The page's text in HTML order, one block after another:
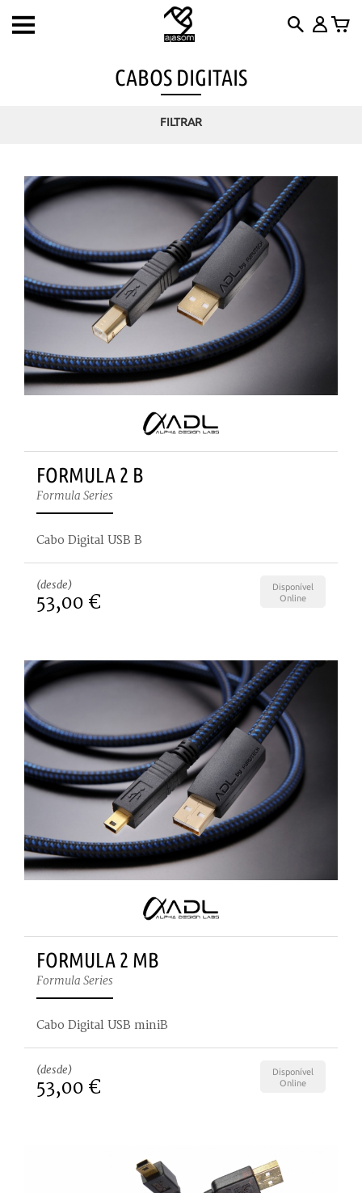
Toggle
CABOS DIGITAIS
FILTRAR
FORMULA 2 B
Formula Series
Cabo Digital USB B
(desde)
53,00 €
Disponível
Online
FORMULA 2 MB
Formula Series
Cabo Digital USB miniB
(desde)
53,00 €
Disponível
Online